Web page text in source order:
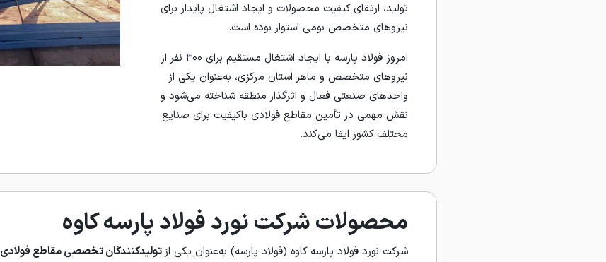
تولید، ارتقای کیفیت محصولات و ایجاد اشتغال پایدار برای
نیروهای متخصص بومی استوار بوده است.
امروز فولاد پارسه با ایجاد اشتغال مستقیم برای ۳۰۰ نفر از
نیروهای متخصص و ماهر استان مرکزی، به‌عنوان یکی از
واحدهای صنعتی فعال و اثرگذار منطقه شناخته می‌شود و
نقش مهمی در تأمین مقاطع فولادی باکیفیت برای صنایع
مختلف کشور ایفا می‌کند.
محصولات شرکت نورد فولاد پارسه کاوه
شرکت نورد فولاد پارسه کاوه (فولاد پارسه) به‌عنوان یکی ازتولیدکنندگان تخصصی مقاطع فولادی